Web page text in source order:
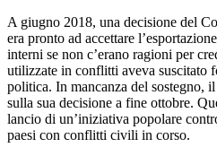
A giugno 2018, una decisione del
era pronto ad accettare
interni se non c’erano ragioni per
utilizzate in conflitti aveva suscitato
politica. In mancanza del sostegno,
sulla sua decisione a fine ottobre.
lancio di un’iniziativa popolare
paesi con conflitti civili in corso.